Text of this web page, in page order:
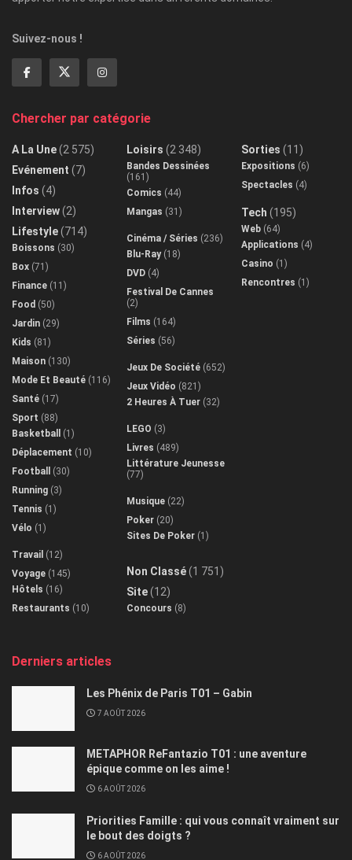
Suivez-nous !
Chercher par catégorie
A La Une(2 575)
Evénement (7)
Infos (4)
Interview(2)
Lifestyle(714)
Boissons (30)
Box (71)
Finance (11)
Food (50)
Jardin (29)
Kids (81)
Maison (130)
Mode Et Beauté (116)
Santé (17)
Sport (88)
Basketball
(1)
Déplacement (10)
Football
(30)
Running (3)
Tennis (1)
Vélo (1)
Travail (12)
Voyage (145)
Hôtels (16)
Restaurants (10)
Loisirs (2 348)
Bandes Dessinées
(161)
Comics (44)
Mangas (31)
Cinéma / Séries (236)
Blu-Ray(18)
DVD (4)
Festival De Cannes
(2)
Films (164)
Séries (56)
Jeux De Société (652)
Jeux Vidéo (821)
2 Heures À Tuer (32)
LEGO (3)
Livres (489)
Littérature Jeunesse
(77)
Musique (22)
Poker (20)
Sites De Poker (1)
Non Classé(1 751)
Site(12)
Concours (8)
Sorties (11)
Expositions (6)
Spectacles (4)
Tech (195)
Web (64)
Applications (4)
Casino (1)
Rencontres (1)
Derniers articles
Les Phénix de Paris T01 – Gabin
7 AOÛT 2026
METAPHOR ReFantazio T01 : une aventure
épique comme on les aime !
6 AOÛT 2026
Priorities Famille : qui vous connaît vraiment sur
le bout des doigts ?
6 AOÛT 2026